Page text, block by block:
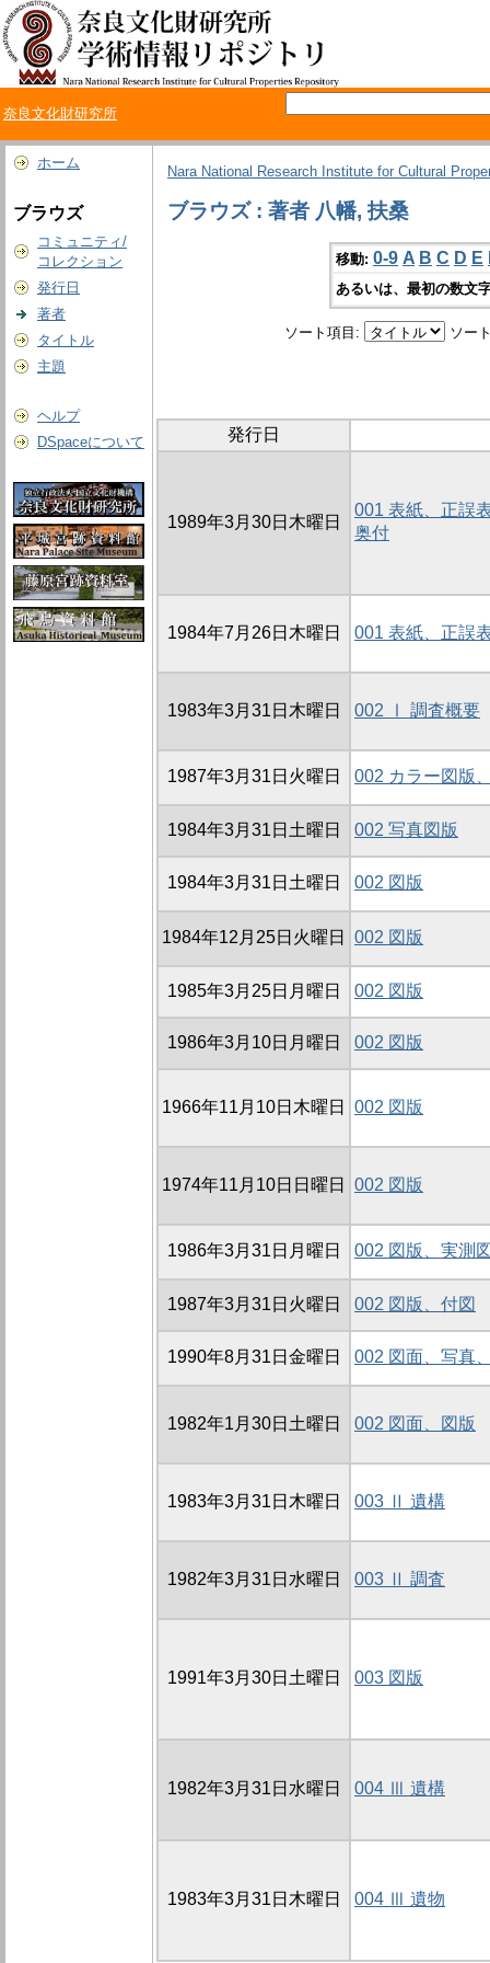
奈良文化財研究所
ホーム
ブラウズ
コミュニティ/
コレクション
発行日
著者
タイトル
主題
ヘルプ
DSpaceについて
Nara National Research Institute for Cultural
ブラウズ : 著者 八幡, 扶桑
移動: 0-9 A B C D E
あるいは、最初の数文
ソート項目: ソー
発行日
1989年3月30日木曜日
001 表紙、正誤
奥付
1984年7月26日木曜日 001 表紙、正誤
1983年3月31日木曜日 002 Ⅰ 調査概要
1987年3月31日火曜日 002 カラー図版
1984年3月31日土曜日 002 写真図版
1984年3月31日土曜日 002 図版
1984年12月25日火曜日 002 図版
1985年3月25日月曜日 002 図版
1986年3月10日月曜日 002 図版
1966年11月10日木曜日 002 図版
1974年11月10日日曜日 002 図版
1986年3月31日月曜日 002 図版、実測
1987年3月31日火曜日 002 図版、付図
1990年8月31日金曜日 002 図面、写真
1982年1月30日土曜日 002 図面、図版
1983年3月31日木曜日 003 Ⅱ 遺構
1982年3月31日水曜日 003 Ⅱ 調査
1991年3月30日土曜日 003 図版
1982年3月31日水曜日 004 Ⅲ 遺構
1983年3月31日木曜日 004 Ⅲ 遺物